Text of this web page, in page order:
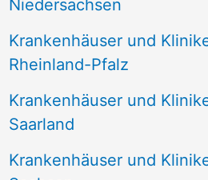
Niedersachsen
Krankenhäuser und
Rheinland-Pfalz
Krankenhäuser und
Saarland
Krankenhäuser und